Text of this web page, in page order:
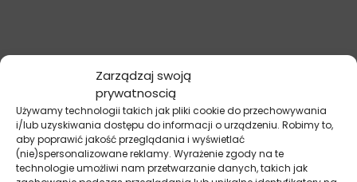
Zarządzaj swoją
prywatnoscią
Używamy technologii takich jak pliki cookie do przechowywania
i/lub uzyskiwania dostępu do informacji o urządzeniu. Robimy to,
aby poprawić jakość przeglądania i wyświetlać
(nie)spersonalizowane reklamy. Wyrażenie zgody na te
technologie umożliwi nam przetwarzanie danych, takich jak